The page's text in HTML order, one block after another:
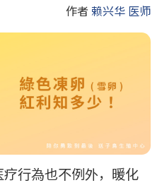
作者 赖兴华 医师
行為也不例外，暖化